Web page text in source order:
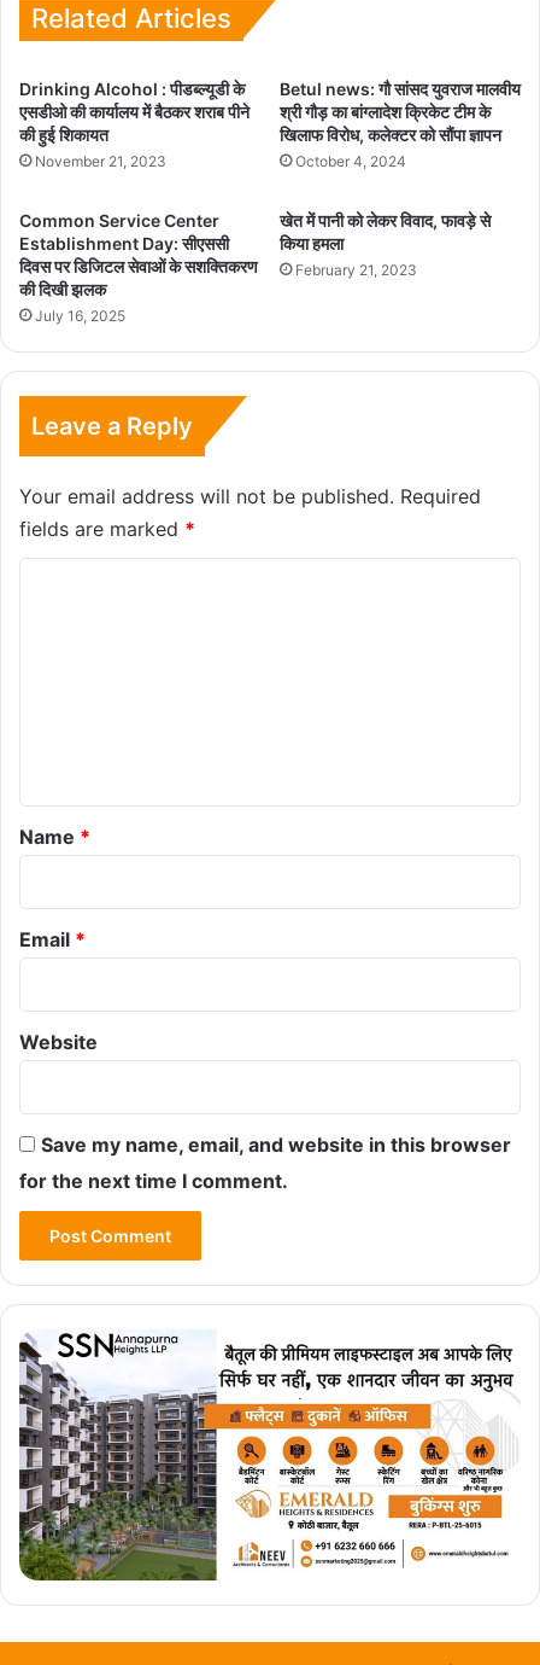
Related Articles
Drinking Alcohol : पीडब्ल्यूडी के
एसडीओ की कार्यालय में बैठकर शराब पीने
की हुई शिकायत
November 21, 2023
Betul news: गौ सांसद युवराज मालवीय
श्री गौड़ का बांग्लादेश क्रिकेट टीम के
खिलाफ विरोध, कलेक्टर को सौंपा ज्ञापन
October 4, 2024
Common Service Center
Establishment Day: सीएससी
दिवस पर डिजिटल सेवाओं के सशक्तिकरण
की दिखी झलक
July 16, 2025
खेत में पानी को लेकर विवाद, फावड़े से
किया हमला
February 21, 2023
Leave a Reply
Your email address will not be published. Required
fields are marked *
*
Name *
Email *
Website
Save my name, email, and website in this browser
for the next time I comment.